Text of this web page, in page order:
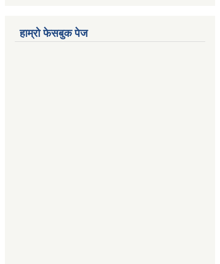
हाम्रो फेसबुक पेज